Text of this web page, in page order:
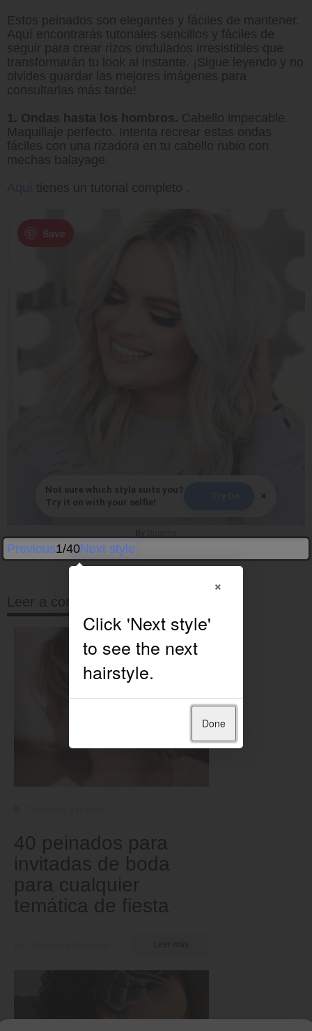
Estos peinados son elegantes y fáciles de mantener.
Aquí encontrarás tutoriales sencillos y fáciles de
seguir para crear rizos ondulados irresistibles que
transformarán tu look al instante. ¡Sigue leyendo y no
olvides guardar las mejores imágenes para
consultarlas más tarde!
1. Ondas hasta los hombros. Cabello impecable.
Maquillaje perfecto. Intenta recrear estas ondas
fáciles con una rizadora en tu cabello rubio con
mechas balayage.
tienes un tutorial completo .
Save
Not sure which style suits you?
Try it on with your selfie!
×
Previous1/40Next style
Leer a continuación
40 peinados para
invitadas de boda
para cualquier
temática de fiesta
×
Done